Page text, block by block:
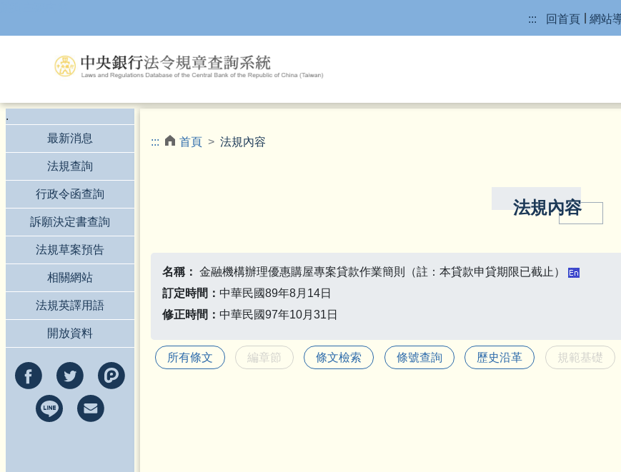
:::
回首頁 網站
.
最新消息
法規查詢
行政令函查詢
訴願決定書查詢
法規草案預告
相關網站
法規英譯用語
開放資料
::: 首頁 法規內容
法規內容
名稱：金融機構辦理優惠購屋專案貸款作業簡則（註：本貸款申貸期限已截止）
訂定時間： 中華民國89年8月14日
修正時間： 中華民國97年10月31日
所有條文 編章節 條文檢索 條號查詢 歷史沿革 規範基礎